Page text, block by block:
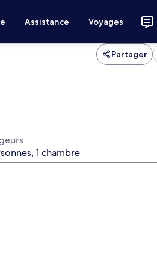
Assistance Voyages
Partager